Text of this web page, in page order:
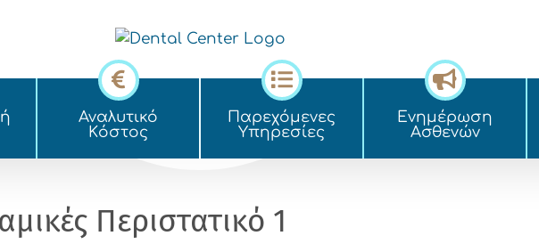
Αναλυτικό
Kόστος
Παρεχόμενες
Yπηρεσίες
Ενημέρωση
Ασθενών
Περιστατικό 1